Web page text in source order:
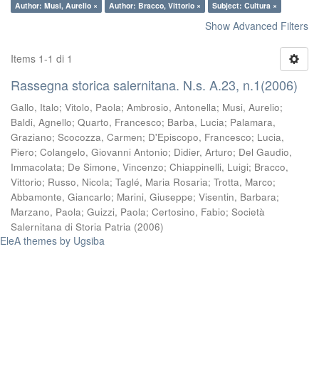
Author: Musi, Aurelio ×
Author: Bracco, Vittorio × Subject: Cultura ×
Show Advanced Filters
Items 1-1 di 1
Rassegna storica salernitana. N.s. A.23, n.1(2006)
Gallo, Italo; Vitolo, Paola; Ambrosio, Antonella; Musi, Aurelio;
Baldi, Agnello; Quarto, Francesco; Barba, Lucia; Palamara,
Graziano; Scocozza, Carmen; D'Episcopo, Francesco; Lucia,
Piero; Colangelo, Giovanni Antonio; Didier, Arturo; Del Gaudio,
Immacolata; De Simone, Vincenzo; Chiappinelli, Luigi; Bracco,
Vittorio; Russo, Nicola; Taglé, Maria Rosaria; Trotta, Marco;
Abbamonte, Giancarlo; Marini, Giuseppe; Visentin, Barbara;
Marzano, Paola; Guizzi, Paola; Certosino, Fabio; Società
Salernitana di Storia Patria (2006)
EleA themes by Ugsiba